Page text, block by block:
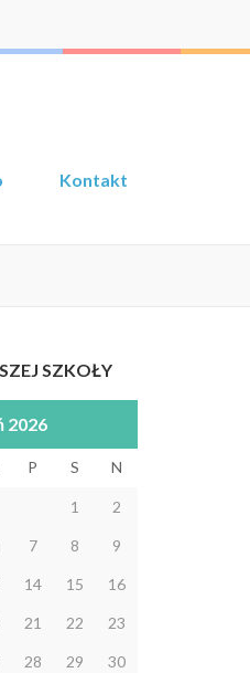
Kontakt
SZKOŁY
2026
P S N
1 2
7 8 9
14 15 16
21 22 23
28 29 30